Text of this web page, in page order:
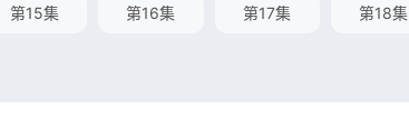
第15集 第16集 第17集 第18集